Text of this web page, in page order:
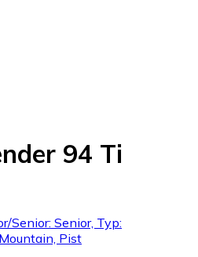
94 Ti
Senior: Senior, Typ:
Pist